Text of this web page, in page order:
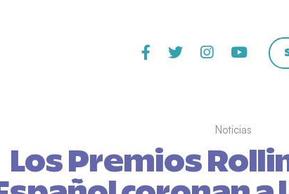
Noticias
Los Premios